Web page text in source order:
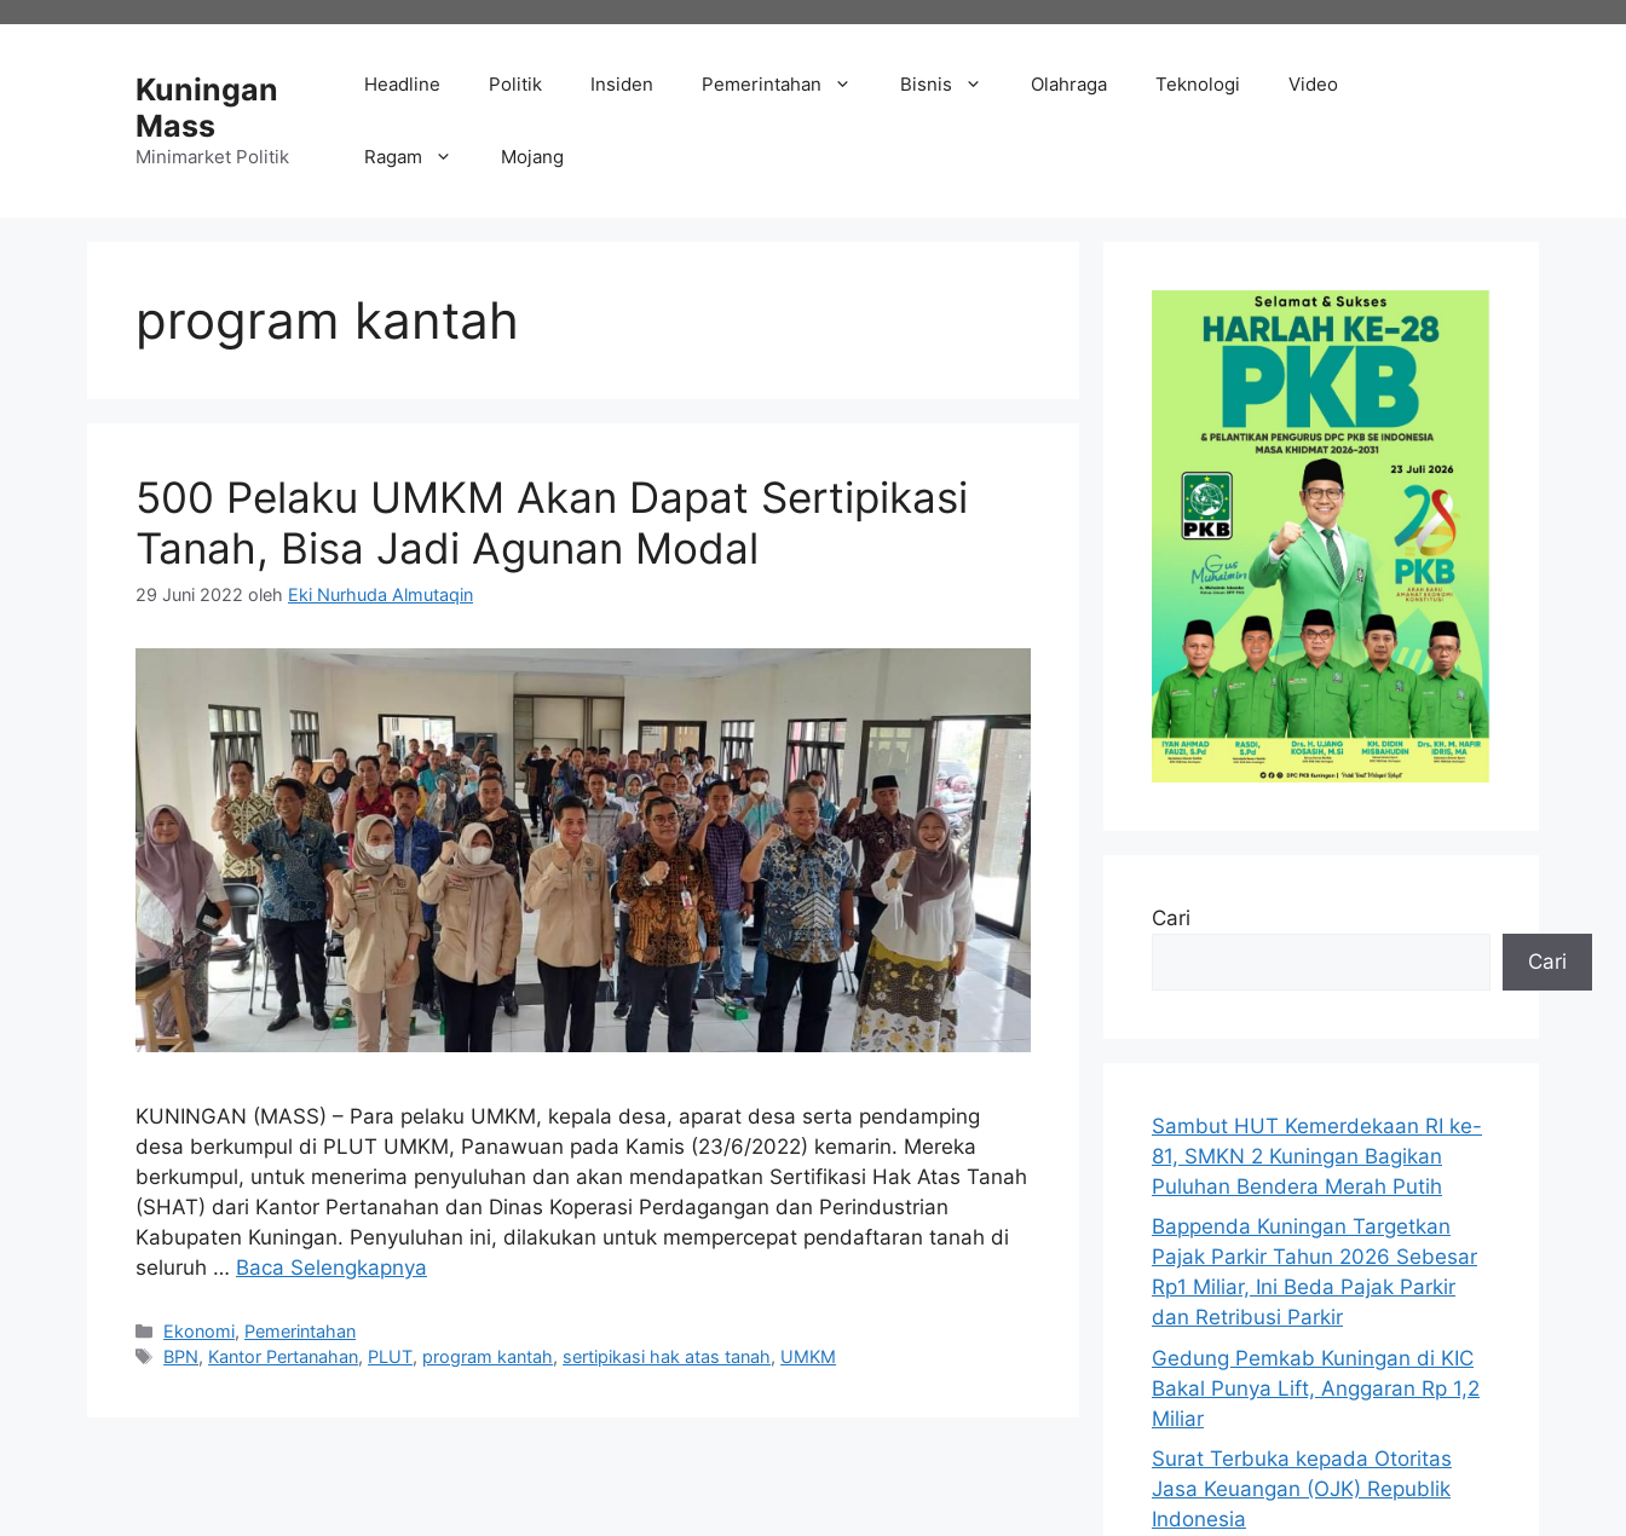
Kuningan
Mass
Minimarket Politik
Headline Politik Insiden Pemerintahan Bisnis Olahraga Teknologi Video
Ragam Mojang
program kantah
500 Pelaku UMKM Akan Dapat Sertipikasi
Tanah, Bisa Jadi Agunan Modal
29 Juni 2022 oleh Eki Nurhuda Almutaqin
KUNINGAN (MASS) – Para pelaku UMKM, kepala desa, aparat desa serta pendamping
desa berkumpul di PLUT UMKM, Panawuan pada Kamis (23/6/2022) kemarin. Mereka
berkumpul, untuk menerima penyuluhan dan akan mendapatkan Sertifikasi Hak Atas Tanah
(SHAT) dari Kantor Pertanahan dan Dinas Koperasi Perdagangan dan Perindustrian
Kabupaten Kuningan. Penyuluhan ini, dilakukan untuk mempercepat pendaftaran tanah di
seluruh … Baca Selengkapnya
Kategori
Ekonomi, Pemerintahan
Tag
BPN, Kantor Pertanahan, PLUT, program kantah, sertipikasi hak atas tanah, UMKM
Cari
Cari
Sambut HUT Kemerdekaan RI ke-
81, SMKN 2 Kuningan Bagikan
Puluhan Bendera Merah Putih
Bappenda Kuningan Targetkan
Pajak Parkir Tahun 2026 Sebesar
Rp1 Miliar, Ini Beda Pajak Parkir
dan Retribusi Parkir
Gedung Pemkab Kuningan di KIC
Bakal Punya Lift, Anggaran Rp 1,2
Miliar
Surat Terbuka kepada Otoritas
Jasa Keuangan (OJK) Republik
Indonesia